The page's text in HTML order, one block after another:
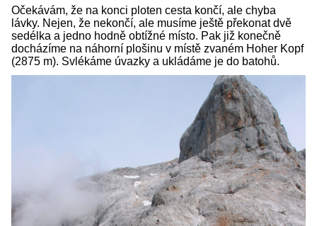
Očekávám, že na konci ploten cesta končí, ale chyba
lávky. Nejen, že nekončí, ale musíme ještě překonat dvě
sedélka a jedno hodně obtížné místo. Pak již konečně
docházíme na náhorní plošinu v místě zvaném Hoher Kopf
(2875 m). Svlékáme úvazky a ukládáme je do batohů.